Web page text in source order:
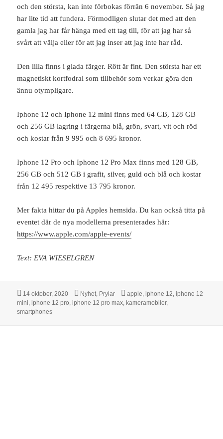
och den största, kan inte förbokas förrän 6 november. Så jag
har lite tid att fundera. Förmodligen slutar det med att den
gamla jag har får hänga med ett tag till, för att jag har så
svårt att välja eller för att jag inser att jag inte har råd.
Den lilla finns i glada färger. Rött är fint. Den största har ett
magnetiskt kortfodral som tillbehör som verkar göra den
ännu otympligare.
Iphone 12 och Iphone 12 mini finns med 64 GB, 128 GB
och 256 GB lagring i färgerna blå, grön, svart, vit och röd
och kostar från 9 995 och 8 695 kronor.
Iphone 12 Pro och Iphone 12 Pro Max finns med 128 GB,
256 GB och 512 GB i grafit, silver, guld och blå och kostar
från 12 495 respektive 13 795 kronor.
Mer fakta hittar du på Apples hemsida. Du kan också titta på
eventet där de nya modellerna presenterades här:
https://www.apple.com/apple-events/
Text: EVA WIESELGREN
Postat
14 oktober, 2020 Kategorier
Nyhet, Prylar Taggar
apple,iphone 12,iphone 12
mini,iphone 12 pro,iphone 12 pro max, kameramobiler,
smartphones